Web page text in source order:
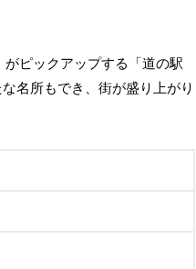
ピックアップする「道の駅
名所もでき、街が盛り上がり